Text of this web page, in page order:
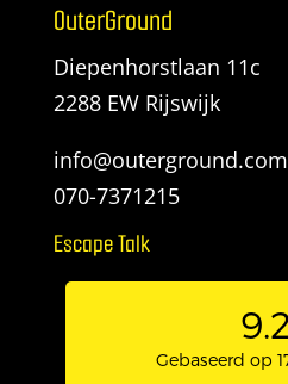
OuterGround
Diepenhorstlaan 11c
2288 EW Rijswijk
info@outerground.com
070-7371215
Escape Talk